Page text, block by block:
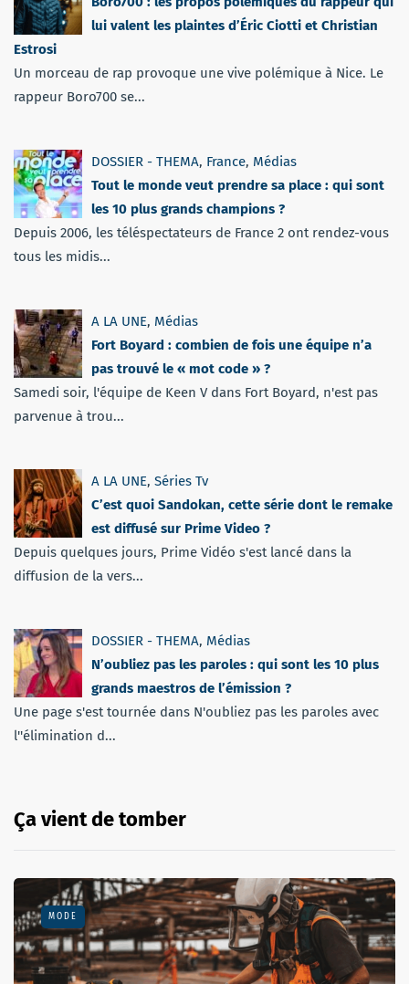
lui valent les plaintes d’Éric Ciotti et Christian
Estrosi
Un morceau de rap provoque une vive polémique à Nice. Le
rappeur Boro700 se...
DOSSIER - THEMA, France, Médias
Tout le monde veut prendre sa place : qui sont
les 10 plus grands champions ?
Depuis 2006, les téléspectateurs de France 2 ont rendez-vous
tous les midis...
A LA UNE, Médias
Fort Boyard : combien de fois une équipe n’a
pas trouvé le « mot code » ?
Samedi soir, l'équipe de Keen V dans Fort Boyard, n'est pas
parvenue à trou...
A LA UNE, Séries Tv
C’est quoi Sandokan, cette série dont le remake
est diffusé sur Prime Video ?
Depuis quelques jours, Prime Vidéo s'est lancé dans la
diffusion de la vers...
DOSSIER - THEMA, Médias
N’oubliez pas les paroles : qui sont les 10 plus
grands maestros de l’émission ?
Une page s'est tournée dans N'oubliez pas les paroles avec
l''élimination d...
Ça vient de tomber
MODE